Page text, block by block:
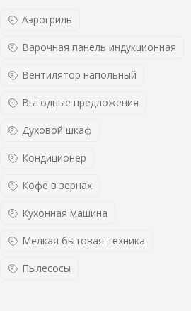
Аэрогриль
Варочная панель индукционная
Вентилятор напольный
Выгодные предложения
Духовой шкаф
Кондиционер
Кофе в зернах
Кухонная машина
Мелкая бытовая техника
Пылесосы